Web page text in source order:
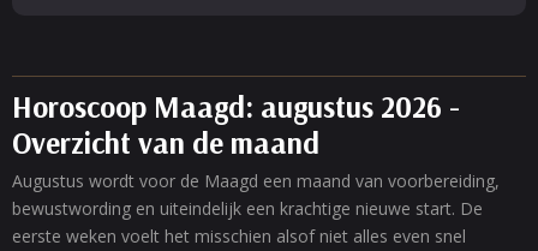
Horoscoop Maagd: augustus 2026 -
Overzicht van de maand
Augustus wordt voor de Maagd een maand van voorbereiding,
bewustwording en uiteindelijk een krachtige nieuwe start. De
eerste weken voelt het misschien alsof niet alles even snel